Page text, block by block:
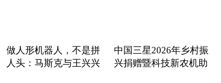
做人形机器人，不是拼
人头：马斯克与王兴兴
中国三星2026年乡村振
兴捐赠暨科技新农机助